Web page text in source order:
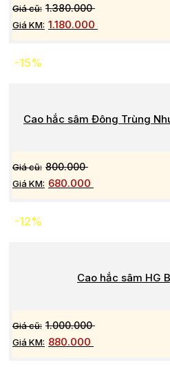
1.380.000
1.180.000
-15%
Cao hắc sâm Đông Trùng
800.000
680.000
-12%
Cao hắc sâm HG
1.000.000
880.000